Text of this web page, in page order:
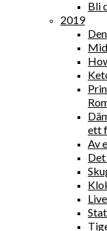
Bli
2019
ett
Av